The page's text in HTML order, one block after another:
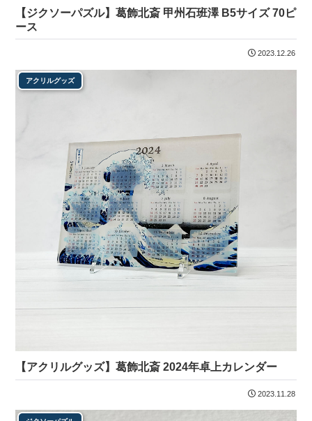
【ジクソーパズル】葛飾北斎 甲州石班澤 B5サイズ 70ピ
ース
2023.12.26
アクリルグッズ
【アクリルグッズ】葛飾北斎 2024年卓上カレンダー
2023.11.28